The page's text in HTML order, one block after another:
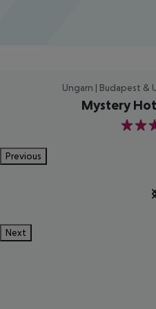
Ungarn | Budapest &
Mystery
5
Previous
Next